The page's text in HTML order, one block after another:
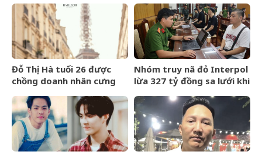
đình đám MXH
Đỗ Thị Hà tuổi 26 được
chồng doanh nhân cưng
rạng rỡ
Nhóm truy nã đỏ Interpol
lừa 327 tỷ đồng sa lưới khi